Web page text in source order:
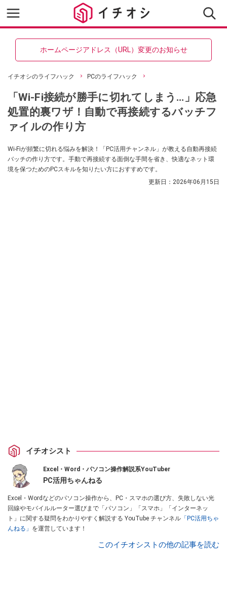
ホームページアドレス（URL）変更のお知らせ
イチオシのライフハック PCのライフハック
「Wi-Fi接続が勝手に切れてしまう…」応急
処置的裏ワザ！自動で再接続するバッチフ
ァイルの作り方
Wi-Fiが頻繁に切れる悩みを解決！「PC活用チャンネル」が教える自動再接続
バッチの作り方です。手動で再接続する面倒な手間を省き、快適なネット環
境を保つためのPCスキルを知りたい方におすすめです。
更新日： 2026年06月15日
イチオシスト
Excel・Word・パソコン操作解説系YouTuber
PC活用ちゃんねる
Excel・Wordなどのパソコン操作から、PC・スマホの選び方、失敗しない光
回線やモバイルルーター選びまで「パソコン」「スマホ」「インターネッ
ト」に関する疑問をわかりやすく解説する YouTube チャンネル 「PC活用ちゃ
んねる」 を運営しています！
このイチオシストの他の記事を読む